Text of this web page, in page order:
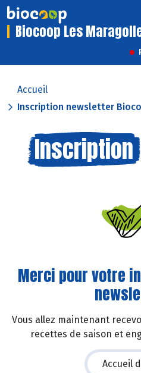
Biocoop Les
Accueil
Inscription newsletter
Inscription
Merci pour votre
Vous allez maintenant
recettes de saison et
Accueil